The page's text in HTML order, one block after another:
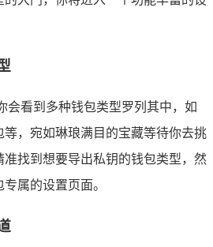
会看到多种钱包类型罗列其中，如
，宛如琳琅满目的宝藏等待你去挑
找到想要导出私钥的钱包类型，然
属的设置页面。